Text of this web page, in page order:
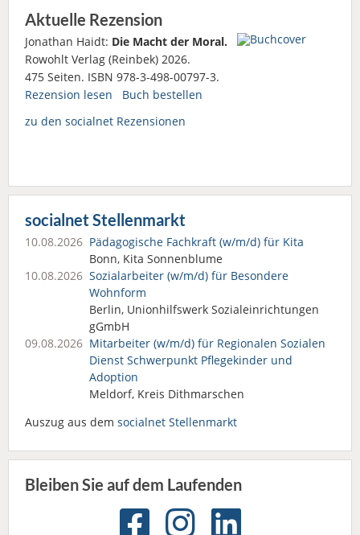
Aktuelle Rezension
Jonathan Haidt: Die Macht der Moral.
Rowohlt Verlag (Reinbek) 2026.
475 Seiten. ISBN 978-3-498-00797-3.
Rezension lesen
Buch bestellen
zu den socialnet Rezensionen
socialnet Stellenmarkt
10.08.2026 Pädagogische Fachkraft (w/m/d) für Kita
Bonn, Kita Sonnenblume
10.08.2026 Sozialarbeiter (w/m/d) für Besondere
Wohnform
Berlin, Unionhilfswerk Sozialeinrichtungen
gGmbH
09.08.2026 Mitarbeiter (w/m/d) für Regionalen Sozialen
Dienst Schwerpunkt Pflegekinder und
Adoption
Meldorf, Kreis Dithmarschen
Auszug aus dem socialnet Stellenmarkt
Bleiben Sie auf dem Laufenden